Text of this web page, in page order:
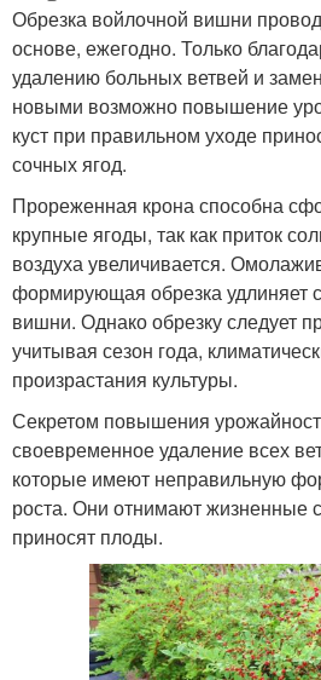
Обрезка войлочной вишни
основе, ежегодно. Только
удалению больных ветвей и
новыми возможно повышение
куст при правильном уходе
сочных ягод.
Прореженная крона способна
крупные ягоды, так как приток
воздуха увеличивается.
формирующая обрезка удлиняет
вишни. Однако обрезку следует
учитывая сезон года,
произрастания культуры.
Секретом повышения
своевременное удаление всех
которые имеют неправильную
роста. Они отнимают жизненные
приносят плоды.